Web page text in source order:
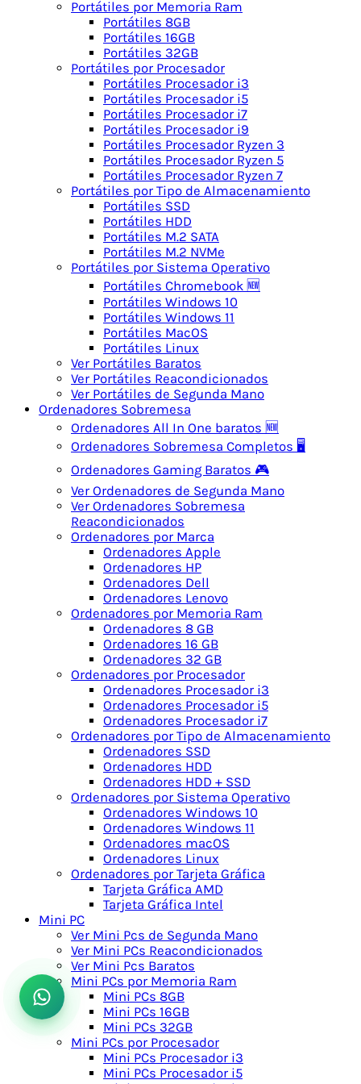
Portátiles por Memoria Ram
Portátiles 8GB
Portátiles 16GB
Portátiles 32GB
Portátiles por Procesador
Portátiles Procesador i3
Portátiles Procesador i5
Portátiles Procesador i7
Portátiles Procesador i9
Portátiles Procesador Ryzen 3
Portátiles Procesador Ryzen 5
Portátiles Procesador Ryzen 7
Portátiles por Tipo de Almacenamiento
Portátiles SSD
Portátiles HDD
Portátiles M.2 SATA
Portátiles M.2 NVMe
Portátiles por Sistema Operativo
Portátiles Chromebook 🆕
Portátiles Windows 10
Portátiles Windows 11
Portátiles MacOS
Portátiles Linux
Ver Portátiles Baratos
Ver Portátiles Reacondicionados
Ver Portátiles de Segunda Mano
Ordenadores Sobremesa
Ordenadores All In One baratos 🆕
Ordenadores Sobremesa Completos 🖥️
Ordenadores Gaming Baratos 🎮
Ver Ordenadores de Segunda Mano
Ver Ordenadores Sobremesa
Reacondicionados
Ordenadores por Marca
Ordenadores Apple
Ordenadores HP
Ordenadores Dell
Ordenadores Lenovo
Ordenadores por Memoria Ram
Ordenadores 8 GB
Ordenadores 16 GB
Ordenadores 32 GB
Ordenadores por Procesador
Ordenadores Procesador i3
Ordenadores Procesador i5
Ordenadores Procesador i7
Ordenadores por Tipo de Almacenamiento
Ordenadores SSD
Ordenadores HDD
Ordenadores HDD + SSD
Ordenadores por Sistema Operativo
Ordenadores Windows 10
Ordenadores Windows 11
Ordenadores macOS
Ordenadores Linux
Ordenadores por Tarjeta Gráfica
Tarjeta Gráfica AMD
Tarjeta Gráfica Intel
Mini PC
Ver Mini Pcs de Segunda Mano
Ver Mini PCs Reacondicionados
Ver Mini Pcs Baratos
Mini PCs por Memoria Ram
Mini PCs 8GB
Mini PCs 16GB
Mini PCs 32GB
Mini PCs por Procesador
Mini PCs Procesador i3
Mini PCs Procesador i5